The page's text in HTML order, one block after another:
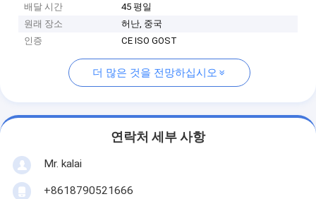
배달 시간
45 평일
원래 장소
허난, 중국
인증
CE ISO GOST
더 많은 것을 전망하십시오
연락처 세부 사항
Mr. kalai
+8618790521666